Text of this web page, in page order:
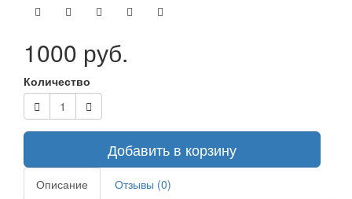
1000 руб.
Количество
Добавить в корзину
Описание
Отзывы (0)